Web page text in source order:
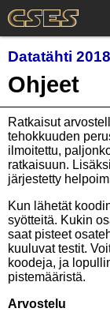
Datatähti
Ohjeet
Ratkaisut
tehokkuuden
ilmoitettu,
ratkaisuun.
järjestetty
Kun lähetät
syötteitä. Kukin
saat pisteet
kuuluvat testit.
koodeja, ja
pistemääristä.
Arvostelu